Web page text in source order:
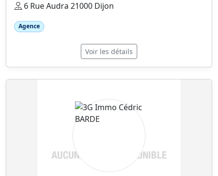
6 Rue Audra 21000 Dijon
Agence
Voir les détails